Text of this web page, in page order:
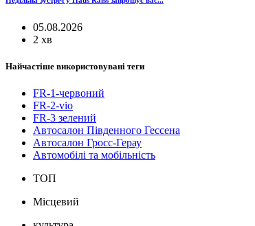
05.08.2026
2 хв
Найчастіше використовувані теги
FR-1-червоний
FR-2-vio
FR-3 зелений
Автосалон Південного Гессена
Автосалон Гросс-Герау
Автомобілі та мобільність
ТОП
Місцевий